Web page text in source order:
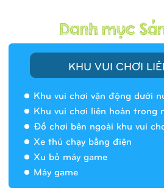
KHU VUI CHƠI
Khu vui chơi vận động dưới
Khu vui chơi liên hoàn trong
Đồ chơi bên ngoài khu vui
Xe thú chạy bằng điện
Xu bỏ máy game
Máy game